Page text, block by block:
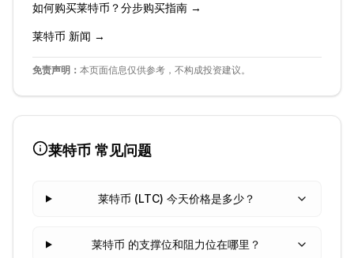
如何购买莱特币 ？分步购买指南 →
莱特币 新闻 →
免责声明： 本页面信息仅供参考，不构成投资建议。
莱特币 常见问题
莱特币 (LTC) 今天价格是多少？
莱特币 的支撑位和阻力位在哪里？